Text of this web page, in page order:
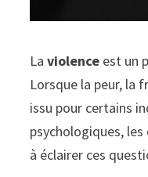
Laviolence est un
Lorsque la peur, la
issu pour certains
psychologiques,
à éclairer ces